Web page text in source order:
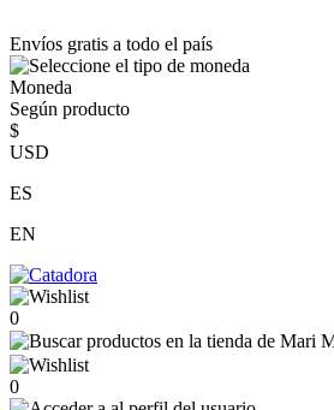
Envíos gratis a todo el país
Moneda
Según producto
$
USD
ES
EN
0
0